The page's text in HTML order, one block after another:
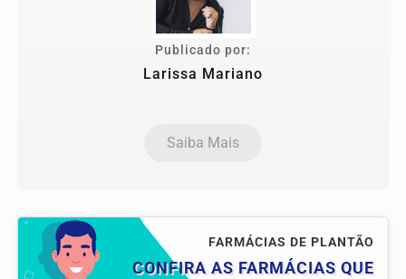
Publicado por:
Larissa Mariano
Saiba Mais
FARMÁCIAS DE PLANTÃO
CONFIRA AS FARMÁCIAS QUE